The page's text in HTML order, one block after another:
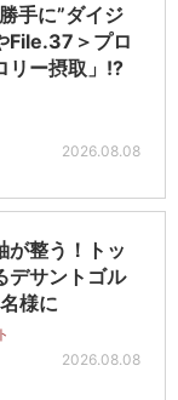
手に”ダイジ
File.37＞プロ
リー摂取」!?
2026.08.08
が整う！トッ
デサントゴル
様に
2026.08.08